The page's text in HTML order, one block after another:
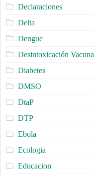
Declaraciones
Delta
Dengue
Desintoxicación Vacuna
Diabetes
DMSO
DtaP
DTP
Ebola
Ecologia
Educacion